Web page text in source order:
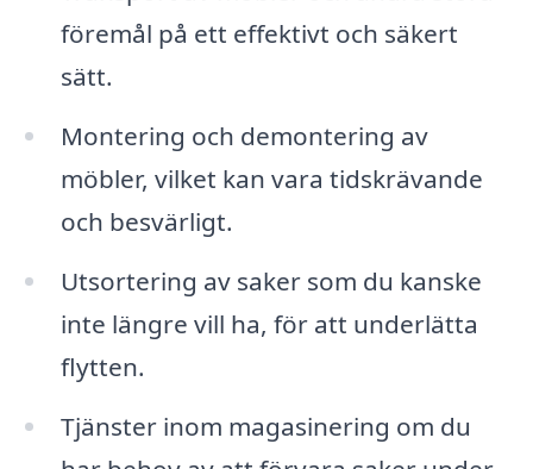
föremål på ett effektivt och säkert
sätt.
Montering och demontering av
möbler, vilket kan vara tidskrävande
och besvärligt.
Utsortering av saker som du kanske
inte längre vill ha, för att underlätta
flytten.
Tjänster inom magasinering om du